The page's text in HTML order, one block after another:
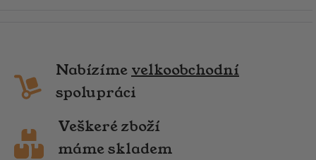
Nabízíme velkoobchodní
spolupráci
Veškeré zboží
máme skladem